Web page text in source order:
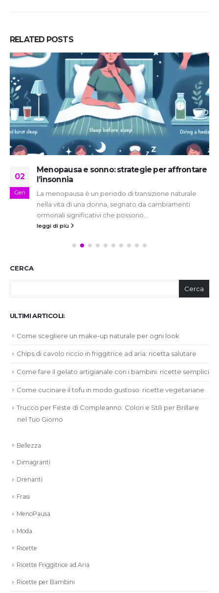
RELATED POSTS
02
Gen
Menopausa e sonno: strategie per affrontare
l’insonnia
La menopausa è un periodo di transizione naturale
nella vita di una donna, segnato da cambiamenti
ormonali significativi che possono...
leggi di più
CERCA
Cerca
ULTIMI ARTICOLI:
Come scegliere un make-up naturale per ogni look
Chips di cavolo riccio in friggitrice ad aria: ricetta salutare
Come fare il gelato artigianale con i bambini: ricette semplici
Come cucinare il tofu in modo gustoso: ricette vegetariane
Trucco per Feste di Compleanno: Colori e Stili per Brillare
nel Tuo Giorno
Bellezza
Dimagranti
Drenanti
Frasi
MenoPausa
Moda
Ricette
Ricette Friggitrice ad Aria
Ricette per Bambini